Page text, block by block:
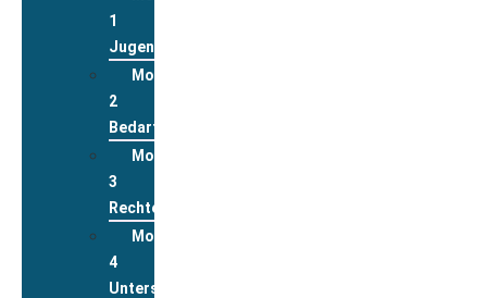
1
Jugend
Modul
2
Bedarfslagen
Modul
3
Rechte
Modul
4
Unterstützungsleistungen